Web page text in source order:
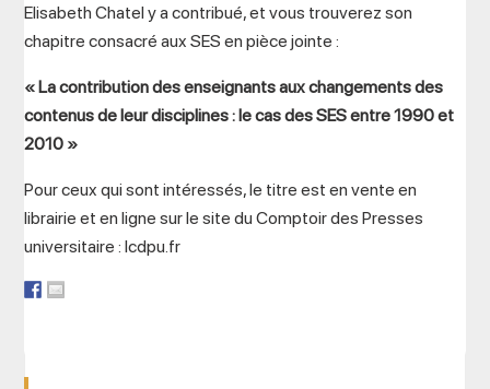
Elisabeth Chatel y a contribué, et vous trouverez son
chapitre consacré aux SES en pièce jointe :
« La contribution des enseignants aux changements des
contenus de leur disciplines : le cas des SES entre 1990 et
2010 »
Pour ceux qui sont intéressés, le titre est en vente en
librairie et en ligne sur le site du Comptoir des Presses
universitaire : lcdpu.fr